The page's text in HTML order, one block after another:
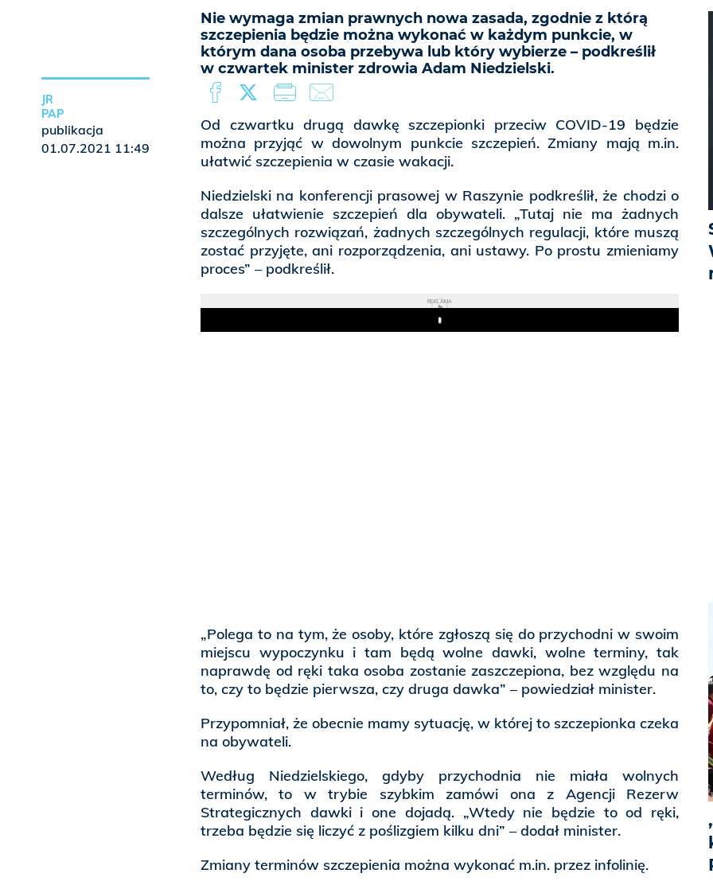
Nie wymaga zmian prawnych nowa zasada, zgodnie z którą
szczepienia będzie można wykonać w każdym punkcie, w
którym dana osoba przebywa lub który wybierze – podkreślił
w czwartek minister zdrowia Adam Niedzielski.
Od czwartku drugą dawkę szczepionki przeciw COVID-19 będzie
można przyjąć w dowolnym punkcie szczepień. Zmiany mają m.in.
ułatwić szczepienia w czasie wakacji.
Niedzielski na konferencji prasowej w Raszynie podkreślił, że chodzi o
dalsze ułatwienie szczepień dla obywateli. „Tutaj nie ma żadnych
szczególnych rozwiązań, żadnych szczególnych regulacji, które muszą
zostać przyjęte, ani rozporządzenia, ani ustawy. Po prostu zmieniamy
proces” – podkreślił.
REKLAMA
Play
„Polega to na tym, że osoby, które zgłoszą się do przychodni w swoim
miejscu wypoczynku i tam będą wolne dawki, wolne terminy, tak
naprawdę od ręki taka osoba zostanie zaszczepiona, bez względu na
to, czy to będzie pierwsza, czy druga dawka” – powiedział minister.
Przypomniał, że obecnie mamy sytuację, w której to szczepionka czeka
na obywateli.
Według Niedzielskiego, gdyby przychodnia nie miała wolnych
terminów, to w trybie szybkim zamówi ona z Agencji Rezerw
Strategicznych dawki i one dojadą. „Wtedy nie będzie to od ręki,
trzeba będzie się liczyć z poślizgiem kilku dni” – dodał minister.
Zmiany terminów szczepienia można wykonać m.in. przez infolinię.
JR
PAP
publikacja
01.07.2021 11:49